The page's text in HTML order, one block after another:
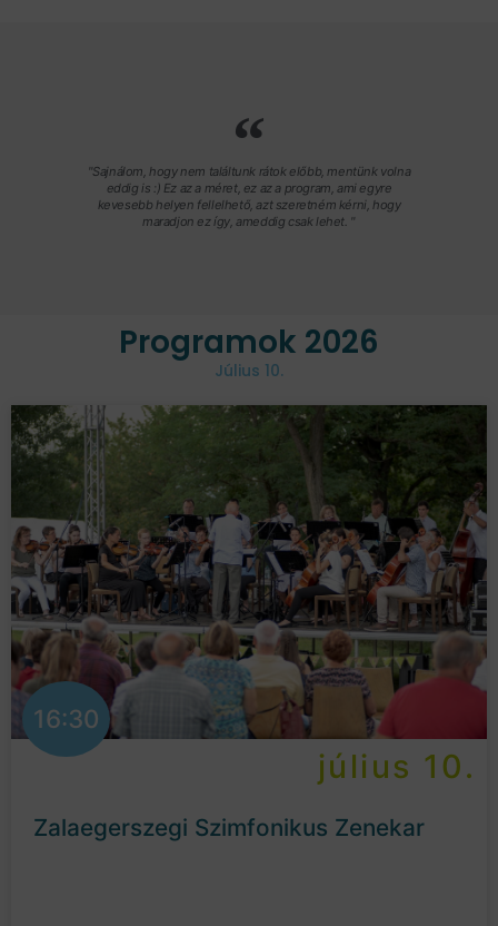
"Sajnálom, hogy nem találtunk rátok előbb, mentünk volna
eddig is :) Ez az a méret, ez az a program, ami egyre
kevesebb helyen fellelhető, azt szeretném kérni, hogy
maradjon ez így, ameddig csak lehet. "
Programok 2026
Július 10.
16:30
július 10.
Zalaegerszegi Szimfonikus Zenekar